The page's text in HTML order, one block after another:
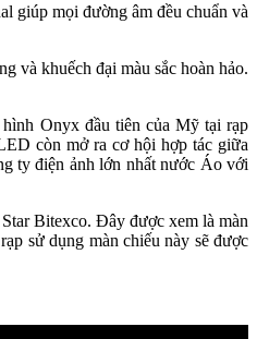
giúp mọi đường âm đều chuẩn và
và khuếch đại màu sắc hoàn hảo.
Onyx đầu tiên của Mỹ tại rạp
còn mở ra cơ hội hợp tác giữa
ty điện ảnh lớn nhất nước Áo với
Bitexco. Đây được xem là màn
sử dụng màn chiếu này sẽ được